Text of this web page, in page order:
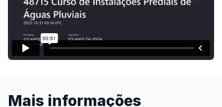
Assista o vídeo
Mais informações